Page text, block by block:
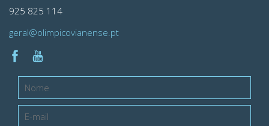
925 825 114
geral@olimpicovianense.pt